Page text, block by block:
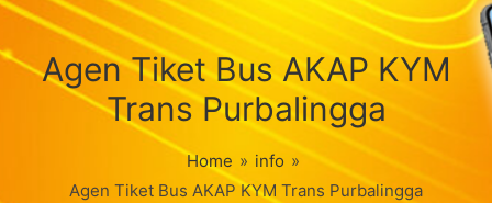
Agen Tiket Bus AKAP KYM
Trans Purbalingga
Home » info »
Agen Tiket Bus AKAP KYM Trans Purbalingga